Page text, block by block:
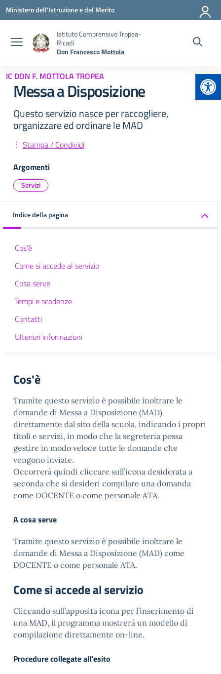
Vai ai contenuti
Vai al menu di navigazione
Vai al footer
Ministero dell'Istruzione e del Merito
Istituto Comprensivo Tropea-
Ricadi
Don Francesco Mottola
IC DON F. MOTTOLA TROPEA
Messa a Disposizione
Questo servizio nasce per raccogliere,
organizzare ed ordinare le MAD
Stampa / Condividi
Argomenti
Servizi
Indice della pagina
Cos'è
Come si accede al servizio
Cosa serve
Tempi e scadenze
Contatti
Ulteriori informazioni
Cos'è
Tramite questo servizio è possibile inoltrare le
domande di Messa a Disposizione (MAD)
direttamente dal sito della scuola, indicando i propri
titoli e servizi, in modo che la segreteria possa
gestire in modo veloce tutte le domande che
vengono inviate.
Occorrerà quindi cliccare sull’icona desiderata a
seconda che si desideri compilare una domanda
come DOCENTE o come personale ATA.
A cosa serve
Tramite questo servizio è possibile inoltrare le
domande di Messa a Disposizione (MAD) come
DOCENTE o come personale ATA.
Come si accede al servizio
Cliccando sull’apposita icona per l’inserimento di
una MAD, il programma mostrerà un modello di
compilazione direttamente on-line.
Procedure collegate all'esito